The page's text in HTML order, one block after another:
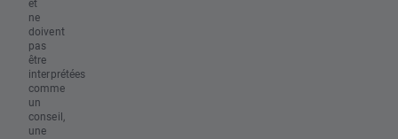
ne
doivent
pas
être
interprétées
comme
un
conseil,
une